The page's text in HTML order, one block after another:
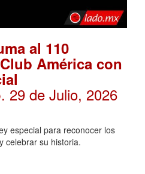
al 110
América con
. 29 de Julio, 2026
especial para reconocer los
celebrar su historia.